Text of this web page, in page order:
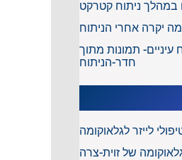
ניתוח קטרקט
מה יקרה אחרי הניתוח
עיניים- תמונות מתוך
חדר-הניתוח
לייזר לגלאוקומה
של זוית-צרה